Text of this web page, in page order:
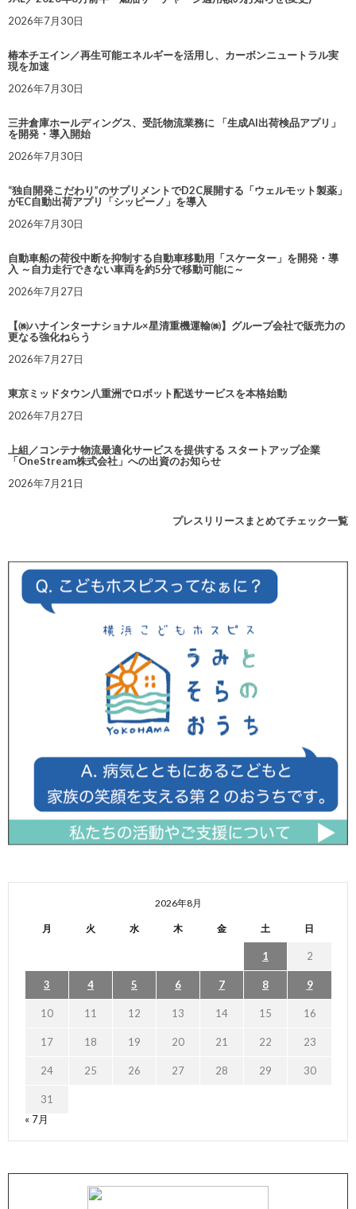
2026年7月30日
椿本チエイン／再生可能エネルギーを活用し、カーボンニュートラル実
現を加速
2026年7月30日
三井倉庫ホールディングス、受託物流業務に 「生成AI出荷検品アプリ」
を開発・導入開始
2026年7月30日
“独自開発こだわり”のサプリメントでD2C展開する「ウェルモット製薬」
がEC自動出荷アプリ「シッピーノ」を導入
2026年7月30日
自動車船の荷役中断を抑制する自動車移動用「スケーター」を開発・導
入 ～自力走行できない車両を約5分で移動可能に～
2026年7月27日
【㈱ハナインターナショナル×星清重機運輸㈱】グループ会社で販売力の
更なる強化ねらう
2026年7月27日
東京ミッドタウン八重洲でロボット配送サービスを本格始動
2026年7月27日
上組／コンテナ物流最適化サービスを提供する スタートアップ企業
「OneStream株式会社」への出資のお知らせ
2026年7月21日
プレスリリースまとめてチェック一覧
2026年8月
月 火 水 木 金 土 日
1 2
3 4 5 6 7 8 9
10 11 12 13 14 15 16
17 18 19 20 21 22 23
24 25 26 27 28 29 30
31
« 7月